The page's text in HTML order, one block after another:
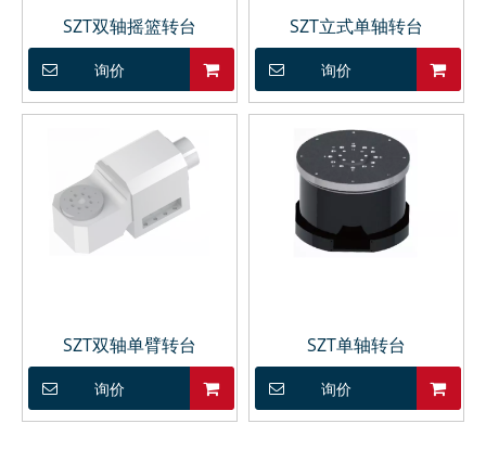
SZT双轴摇篮转台
询价
SZT立式单轴转台
询价
SZT双轴单臂转台
询价
SZT单轴转台
询价